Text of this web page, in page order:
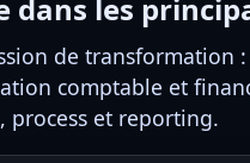
dans les
de transformation :
comptable et
process et reporting.